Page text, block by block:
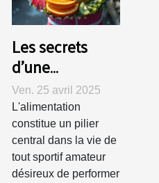
Les secrets
d'une
alimentation
équilibrée pour
les sportifs
amateurs
Ven. 25 avril 2025
L'alimentation
constitue un pilier
central dans la vie de
tout sportif amateur
désireux de performer